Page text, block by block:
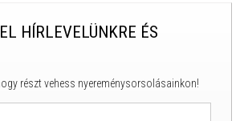
HÍRLEVELÜNKRE ÉS
részt vehess nyereménysorsolásainkon!